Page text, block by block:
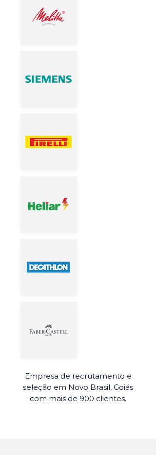
Empresa de recrutamento e
seleção em Novo Brasil, Goiás
com mais de 900 clientes.